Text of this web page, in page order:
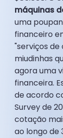
máquinas
uma
financeiro
"serviços
miudinhas
agora uma
financeira.
de acordo
Survey de
cotação
ao longo de